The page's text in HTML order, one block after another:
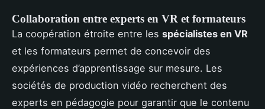
Collaboration entre experts en VR et formateurs
La coopération étroite entre les spécialistes en VR
et les formateurs permet de concevoir des
expériences d’apprentissage sur mesure. Les
sociétés de production vidéo recherchent des
experts en pédagogie pour garantir que le contenu